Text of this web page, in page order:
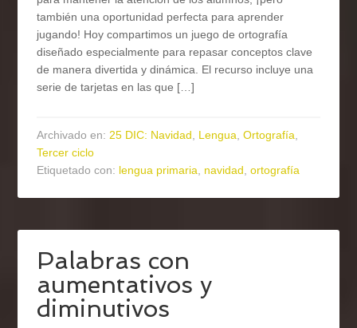
también una oportunidad perfecta para aprender
jugando! Hoy compartimos un juego de ortografía
diseñado especialmente para repasar conceptos clave
de manera divertida y dinámica. El recurso incluye una
serie de tarjetas en las que […]
Archivado en:25 DIC: Navidad, Lengua,Ortografía,
Tercer ciclo
Etiquetado con: lengua primaria, navidad,ortografía
Palabras con
aumentativos y
diminutivos